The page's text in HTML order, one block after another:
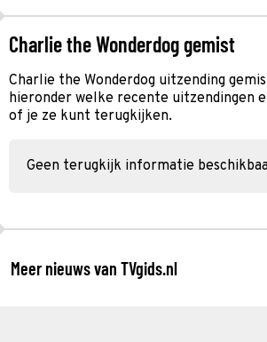
Charlie the Wonderdog gemist
Charlie the Wonderdog uitzending
hieronder welke recente uitzendingen
of je ze kunt terugkijken.
Geen terugkijk informatie
Meer nieuws van TVgids.nl